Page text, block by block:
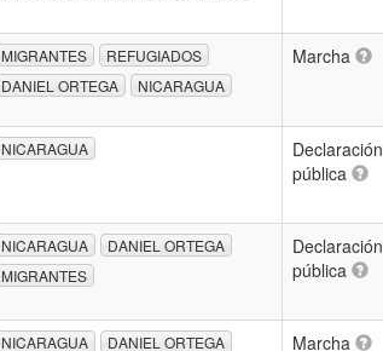
MIGRANTES
REFUGIADOS
DANIEL ORTEGA
NICARAGUA
Marcha
NICARAGUA
Declaración
pública
NICARAGUA
DANIEL ORTEGA
MIGRANTES
Declaración
pública
NICARAGUA DANIEL ORTEGA Marcha